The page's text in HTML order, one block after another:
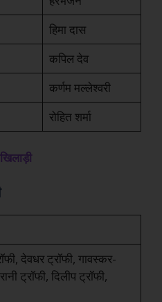
हिमा दास
कपिल देव
कर्णम मल्लेश्वरी
रोहित शर्मा
देवधर ट्रॉफी, गावस्कर-
ट्रॉफी, दिलीप ट्रॉफी,